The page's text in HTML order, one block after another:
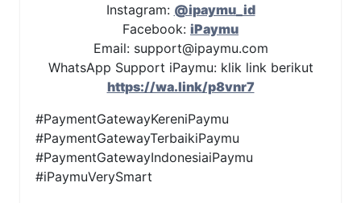
Instagram: @ipaymu_id
Facebook: iPaymu
Email: support@ipaymu.com
WhatsApp Support iPaymu: klik link berikut
https://wa.link/p8vnr7
#PaymentGatewayKereniPaymu
#PaymentGatewayTerbaikiPaymu
#PaymentGatewayIndonesiaiPaymu
#iPaymuVerySmart